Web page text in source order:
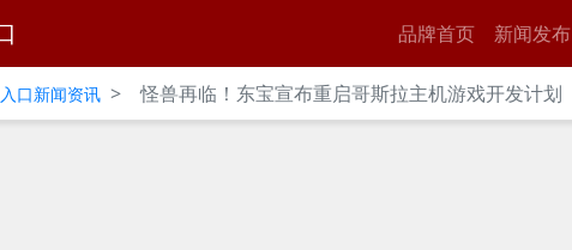
品牌首页 新闻发布
口新闻资讯 > 怪兽再临！东宝宣布重启哥斯拉主机游戏开发计划